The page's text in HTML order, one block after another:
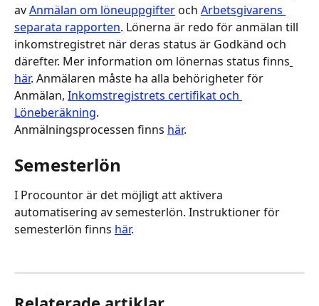
av Anmälan om löneuppgifter och Arbetsgivarens
separata rapporten. Lönerna är redo för anmälan till
inkomstregistret när deras status är Godkänd och
därefter. Mer information om lönernas status finns
här. Anmälaren måste ha alla behörigheter för
Anmälan, Inkomstregistrets certifikat och
Löneberäkning.
Anmälningsprocessen finns här.
Semesterlön
I Procountor är det möjligt att aktivera
automatisering av semesterlön. Instruktioner för
semesterlön finns här.